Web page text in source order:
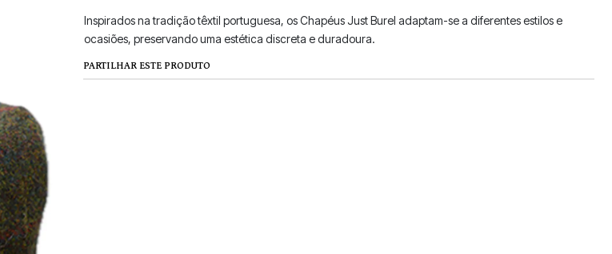
Inspirados na tradição têxtil portuguesa, os Chapéus Just Burel adaptam-se a diferentes estilos e
ocasiões, preservando uma estética discreta e duradoura.
PARTILHAR ESTE PRODUTO